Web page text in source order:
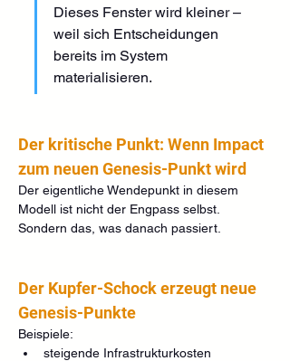
Dieses Fenster wird kleiner –
weil sich Entscheidungen
bereits im System
materialisieren.
Der kritische Punkt: Wenn Impact
zum neuen Genesis-Punkt wird
Der eigentliche Wendepunkt in diesem
Modell ist nicht der Engpass selbst.
Sondern das, was danach passiert.
Der Kupfer-Schock erzeugt neue
Genesis-Punkte
Beispiele:
steigende Infrastrukturkosten